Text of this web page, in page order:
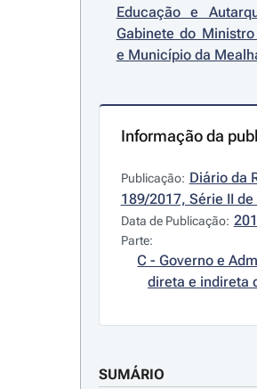
Educação e
Gabinete do
e Município da
Informação da
Publicação: Diário da
189/2017, Série II
Data de Publicação:
Parte:
C - Governo e
direta e indireta
SUMÁRIO